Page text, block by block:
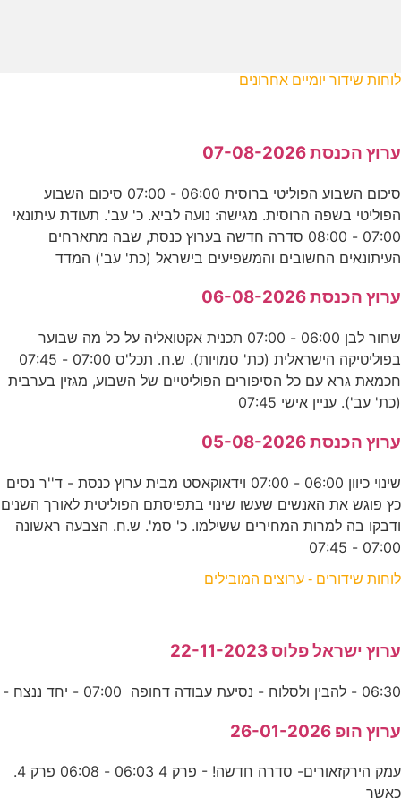
לוחות שידור יומיים אחרונים
ערוץ הכנסת 07-08-2026
סיכום השבוע הפוליטי ברוסית 06:00 - 07:00 סיכום השבוע
הפוליטי בשפה הרוסית. מגישה: נועה לביא. כ' עב'. תעודת עיתונאי
07:00 - 08:00 סדרה חדשה בערוץ כנסת, שבה מתארחים
העיתונאים החשובים והמשפיעים בישראל (כת' עב') המדד
ערוץ הכנסת 06-08-2026
שחור לבן 06:00 - 07:00 תכנית אקטואליה על כל מה שבוער
בפוליטיקה הישראלית (כת' סמויות). ש.ח. תכל'ס 07:00 - 07:45
חכמאת גרא עם כל הסיפורים הפוליטיים של השבוע, מגזין בערבית
(כת' עב'). עניין אישי 07:45
ערוץ הכנסת 05-08-2026
שינוי כיוון 06:00 - 07:00 וידאוקאסט מבית ערוץ כנסת - ד''ר נסים
כץ פוגש את האנשים שעשו שינוי בתפיסתם הפוליטית לאורך השנים
ודבקו בה למרות המחירים ששילמו. כ' סמ'. ש.ח. הצבעה ראשונה
07:00 - 07:45
לוחות שידורים - ערוצים המובילים
ערוץ ישראל פלוס 22-11-2023
06:30 - להבין ולסלוח - נסיעת עבודה דחופה 07:00 - יחד ננצח -
ערוץ הופ 26-01-2026
עמק הירקזאורים- סדרה חדשה! - פרק 4 06:03 - 06:08 פרק 4.
כאשר